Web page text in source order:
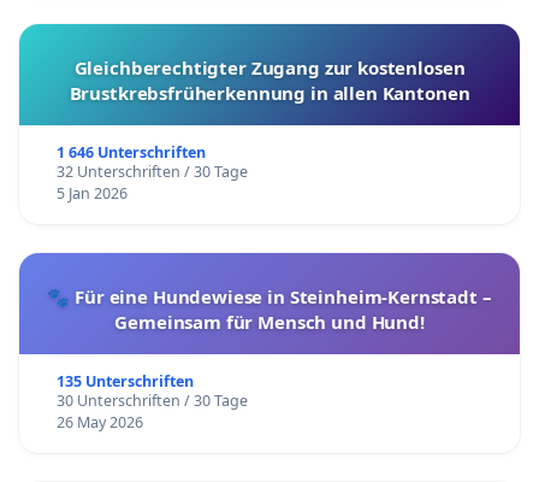
Gleichberechtigter Zugang zur kostenlosen
Brustkrebsfrüherkennung in allen Kantonen
1 646 Unterschriften
32 Unterschriften / 30 Tage
5 Jan 2026
🐾 Für eine Hundewiese in Steinheim-Kernstadt –
Gemeinsam für Mensch und Hund!
135 Unterschriften
30 Unterschriften / 30 Tage
26 May 2026